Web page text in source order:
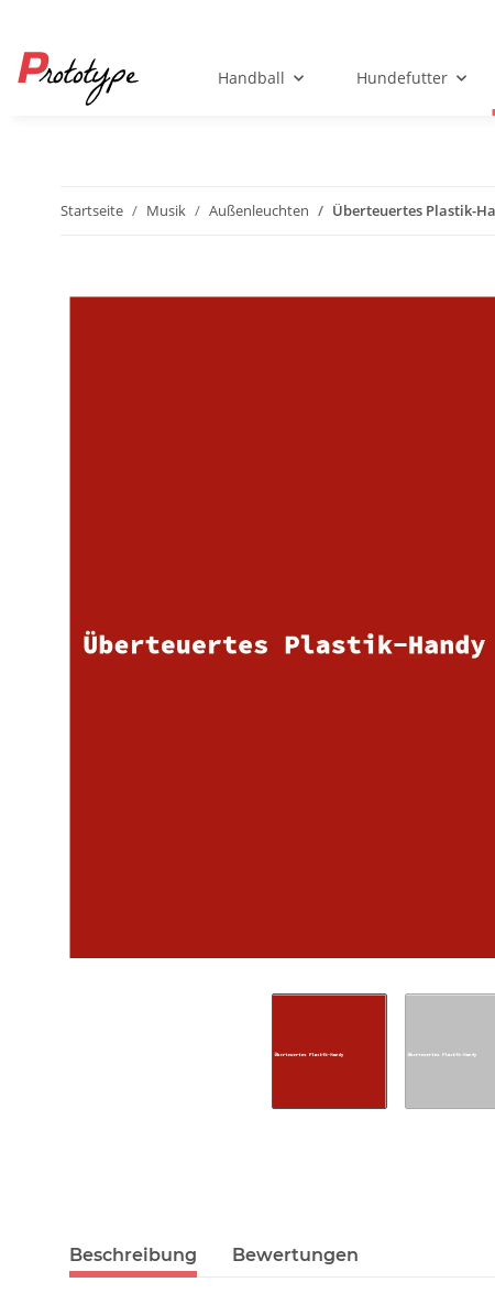
Handball Hundefutter
Startseite Musik Außenleuchten Überteuertes Plastik-
Beschreibung Bewertungen